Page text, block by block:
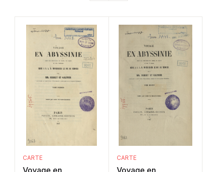
CARTE
Voyage en
CARTE
Voyage en